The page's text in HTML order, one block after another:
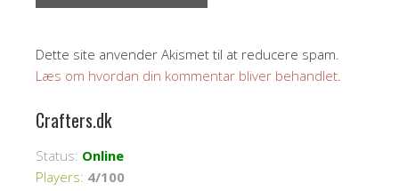
Dette site anvender Akismet til at reducere spam.
Læs om hvordan din kommentar bliver behandlet.
Crafters.dk
Status: Online
Players: 4/100